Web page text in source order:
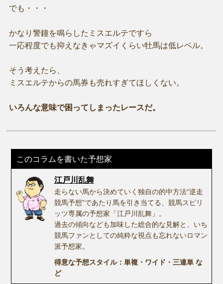
でも・・・
かなり警鐘を鳴らしたミスエルテですら
一応程度でも抑えなきゃマズイくらい牡馬は低レベル。
そう考えたら、
ミスエルテからの馬券も売れすぎてほしくない。
いろんな意味で困ってしまったレースだ。
このコラムを書いた予想家
江戸川乱舞
走らない馬から決めていく独自の的中方法“逆走
競馬予想”であたり馬を引き当てる、競馬スピリ
ッツ専属の予想家「江戸川乱舞」。
過去の傾向なども加味した総合的な見解と、いち
競馬ファンとしての純粋な視点も忘れないロマン
派予想家。
得意な予想スタイル：単複・ワイド・三連単 な
ど